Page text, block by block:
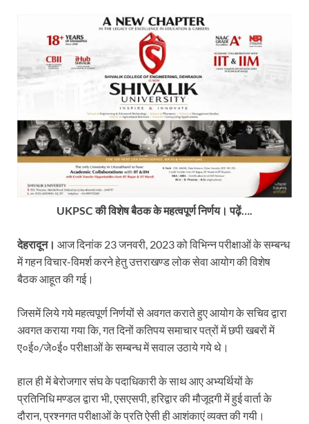
UKPSC की विशेष बैठक के महत्वपूर्ण निर्णय। पढ़ें….
देहरादून। आज दिनांक 23 जनवरी, 2023 को विभिन्न परीक्षाओं के सम्बन्ध
में गहन विचार-विमर्श करने हेतु उत्तराखण्ड लोक सेवा आयोग की विशेष
बैठक आहूत की गई।
जिसमें लिये गये महत्वपूर्ण निर्णयों से अवगत कराते हुए आयोग के सचिव द्वारा
अवगत कराया गया कि, गत दिनों कतिपय समाचार पत्रों में छपी खबरों में
ए०ई०/जे०ई० परीक्षाओं के सम्बन्ध में सवाल उठाये गये थे।
हाल ही में बेरोजगार संघ के पदाधिकारी के साथ आए अभ्यर्थियों के
प्रतिनिधि मण्डल द्वारा भी, एसएसपी, हरिद्वार की मौजूदगी में हुई वार्ता के
दौरान, प्रश्नगत परीक्षाओं के प्रति ऐसी ही आशंकाएं व्यक्त की गयी।